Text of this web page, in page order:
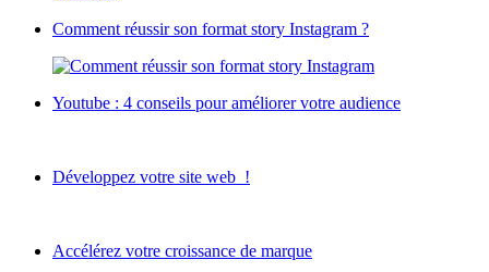
Comment réussir son format story Instagram ?
Youtube : 4 conseils pour améliorer votre audience
Développez votre site web !
Accélérez votre croissance de marque